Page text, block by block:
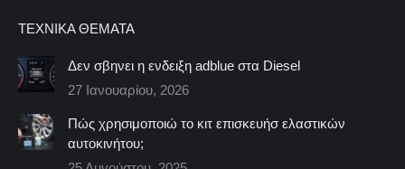
ΤΕΧΝΙΚΆ ΘΈΜΑΤΑ
Δεν σβηνει η ενδειξη adblue στα Diesel
27 Ιανουαρίου, 2026
Πώς χρησιμοποιώ το κιτ επισκευήσ ελαστικών
αυτοκινήτου;